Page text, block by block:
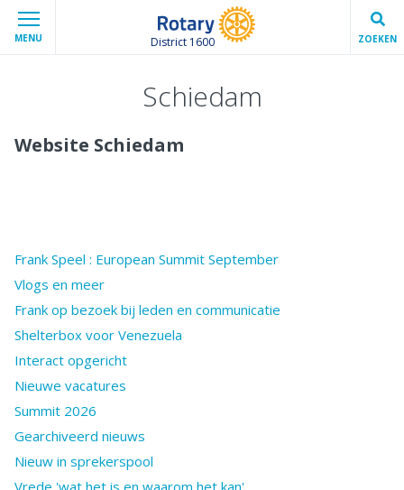
MENU District 1600 ZOEKEN
Schiedam
Website Schiedam
Frank Speel : European Summit September
Vlogs en meer
Frank op bezoek bij leden en communicatie
Shelterbox voor Venezuela
Interact opgericht
Nieuwe vacatures
Summit 2026
Gearchiveerd nieuws
Nieuw in sprekerspool